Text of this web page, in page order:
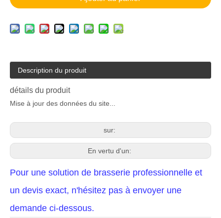
Description du produit
détails du produit
Mise à jour des données du site...
sur:
En vertu d'un:
Pour une solution de brasserie professionnelle et
un devis exact, n'hésitez pas à envoyer une
demande ci-dessous.